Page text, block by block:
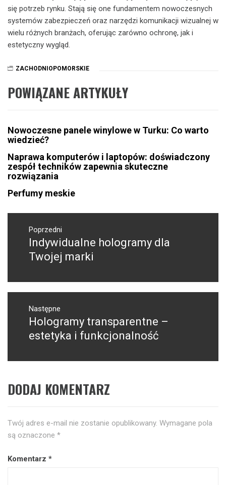
się potrzeb rynku. Stają się one fundamentem nowoczesnych
systemów zabezpieczeń oraz narzędzi komunikacji wizualnej w
wielu różnych branżach, oferując zarówno ochronę, jak i
estetyczny wygląd.
ZACHODNIOPOMORSKIE
POWIĄZANE ARTYKUŁY
Nowoczesne panele winylowe w Turku: Co warto
wiedzieć?
Naprawa komputerów i laptopów: doświadczony
zespół techników zapewnia skuteczne
rozwiązania
Perfumy meskie
Nawigacja
wpisuPoprzedni
Poprzedni
wpis:
Indywidualne hologramy dla
Twojej marki
Następne
Następny
post:
Hologramy transparentne –
estetyka i funkcjonalność
DODAJ KOMENTARZ
Twój adres e-mail nie zostanie opublikowany. Wymagane pola
są oznaczone *
Komentarz *